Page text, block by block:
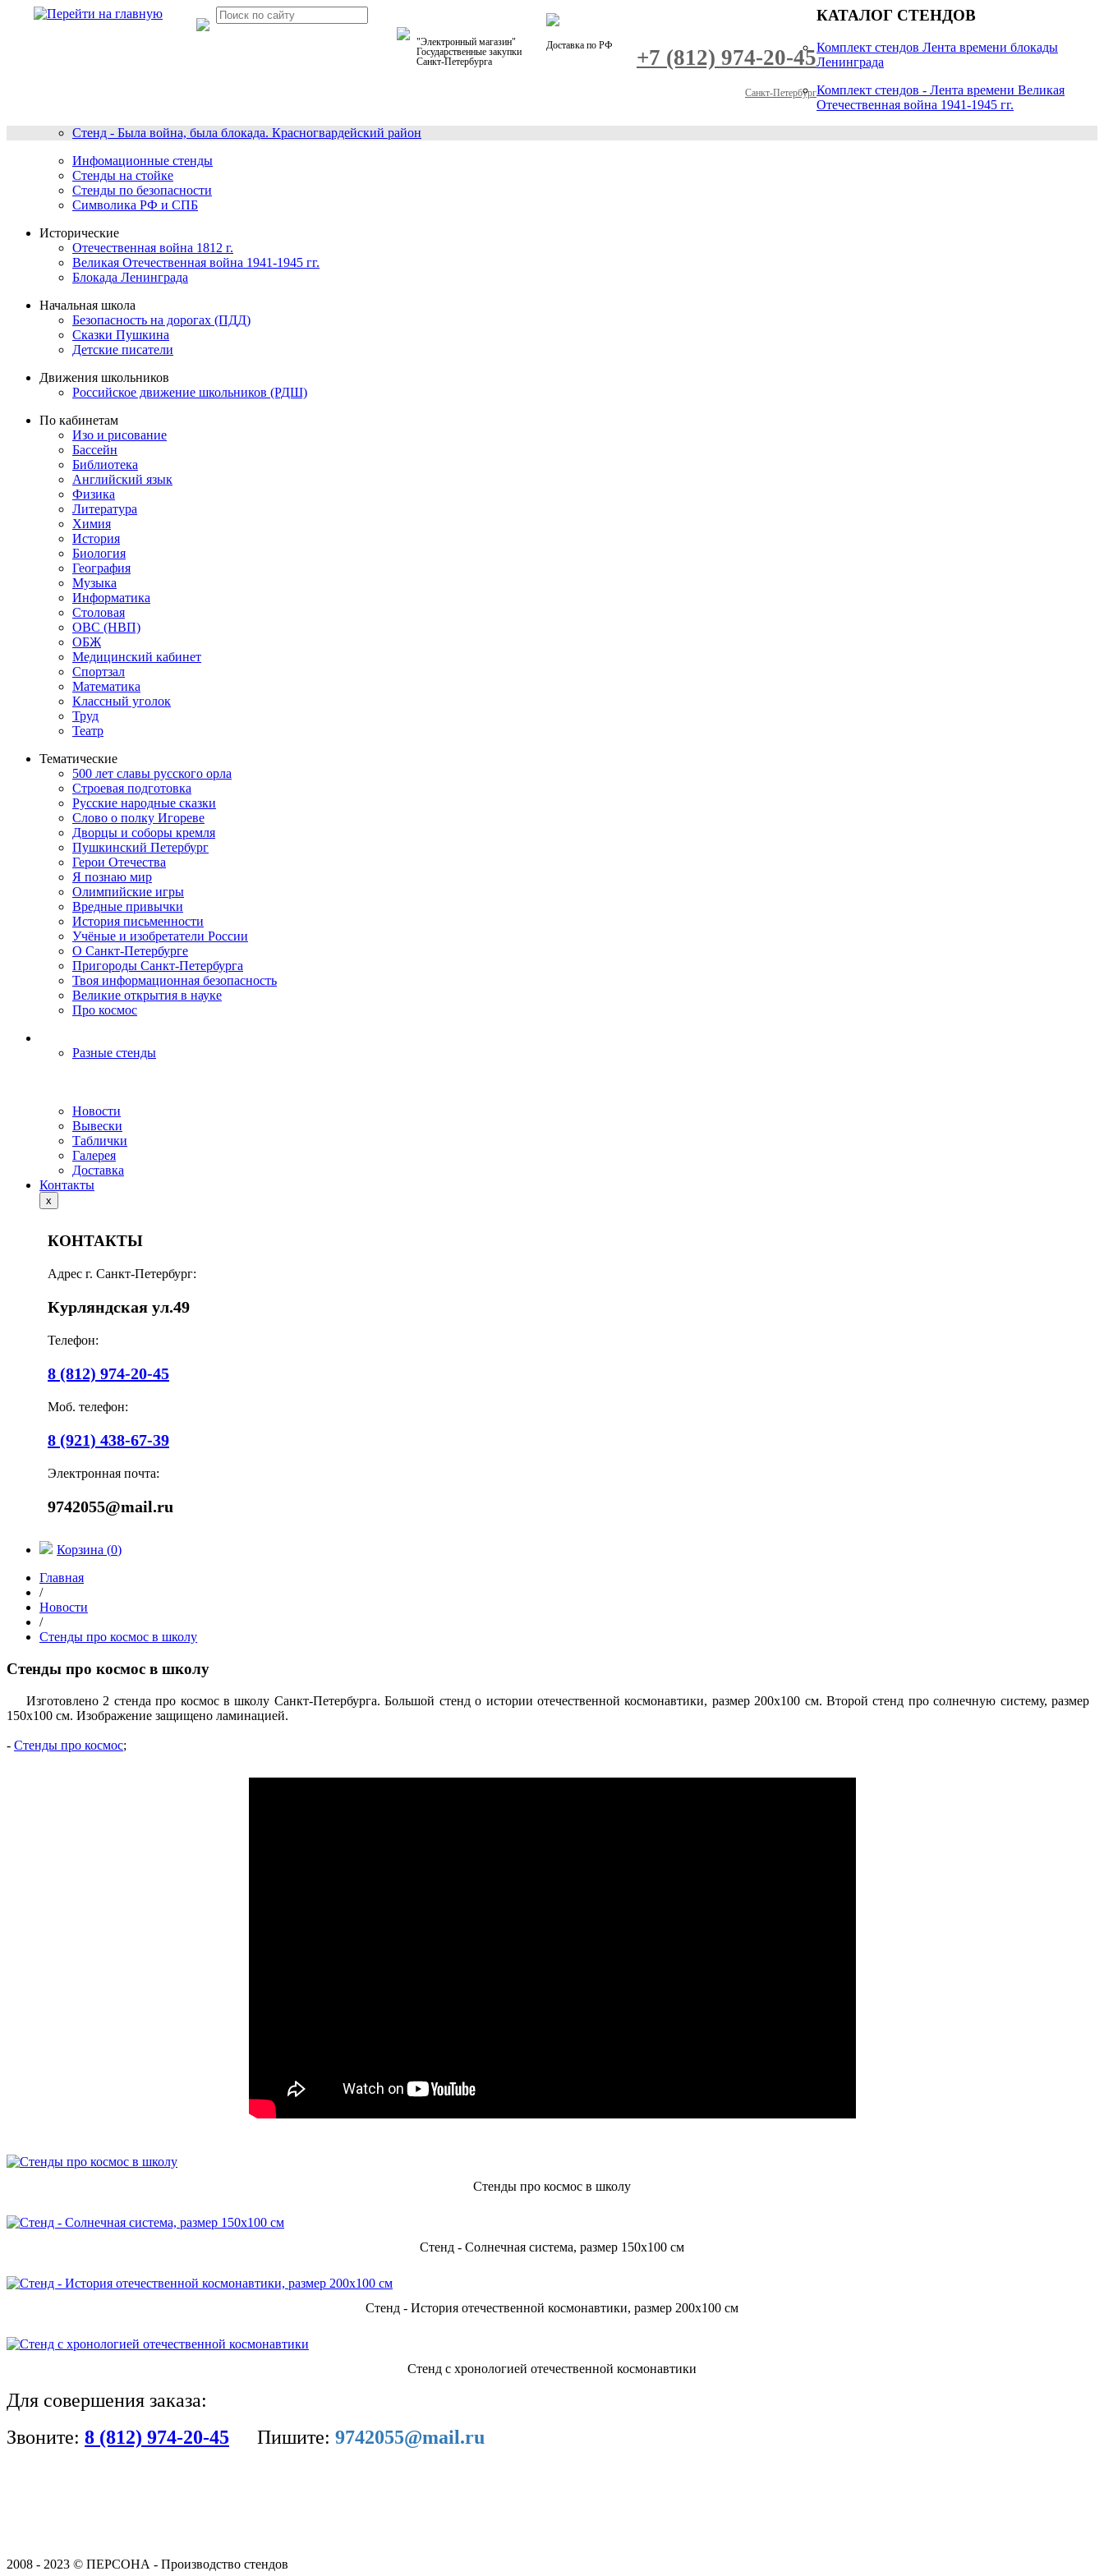
"Электронный магазин"
Государственные закупки
Санкт-Петербурга
Доставка по РФ +7 (812) 974-20-45
Санкт-Петербург
КАТАЛОГ СТЕНДОВ
Комплект стендов Лента времени блокады
Ленинграда
Комплект стендов - Лента времени Великая
Отечественная война 1941-1945 гг.
Стенд - Была война, была блокада. Красногвардейский район
Инфомационные стенды
Стенды на стойке
Стенды по безопасности
Символика РФ и СПБ
Исторические
Отечественная война 1812 г.
Великая Отечественная война 1941-1945 гг.
Блокада Ленинграда
Начальная школа
Безопасность на дорогах (ПДД)
Сказки Пушкина
Детские писатели
Движения школьников
Российское движение школьников (РДШ)
По кабинетам
Изо и рисование
Бассейн
Библиотека
Английский язык
Физика
Литература
Химия
История
Биология
География
Музыка
Информатика
Столовая
ОВС (НВП)
ОБЖ
Медицинский кабинет
Спортзал
Математика
Классный уголок
Труд
Театр
Тематические
500 лет славы русского орла
Строевая подготовка
Русские народные сказки
Слово о полку Игореве
Дворцы и соборы кремля
Пушкинский Петербург
Герои Отечества
Я познаю мир
Олимпийские игры
Вредные привычки
История письменности
Учёные и изобретатели России
О Санкт-Петербурге
Пригороды Санкт-Петербурга
Твоя информационная безопасность
Великие открытия в науке
Про космос
Разные стенды
Новости
Вывески
Таблички
Галерея
Доставка
Контакты
x
КОНТАКТЫ
Адрес г. Санкт-Петербург:
Курляндская ул.49
Телефон:
8 (812) 974-20-45
Моб. телефон:
8 (921) 438-67-39
Электронная почта:
9742055@mail.ru
Корзина (0)
Главная
/
Новости
/
Стенды про космос в школу
Стенды про космос в школу
Изготовлено 2 стенда про космос в школу Санкт-Петербурга. Большой стенд о истории отечественной космонавтики, размер 200х100 см. Второй стенд про солнечную систему, размер
150х100 см. Изображение защищено ламинацией.
- Стенды про космос;
Стенды про космос в школу
Стенд - Солнечная система, размер 150х100 см
Стенд - История отечественной космонавтики, размер 200х100 см
Стенд с хронологией отечественной космонавтики
Для совершения заказа:
Звоните: 8 (812) 974-20-45 Пишите: 9742055@mail.ru
2008 - 2023 © ПЕРСОНА - Производство стендов